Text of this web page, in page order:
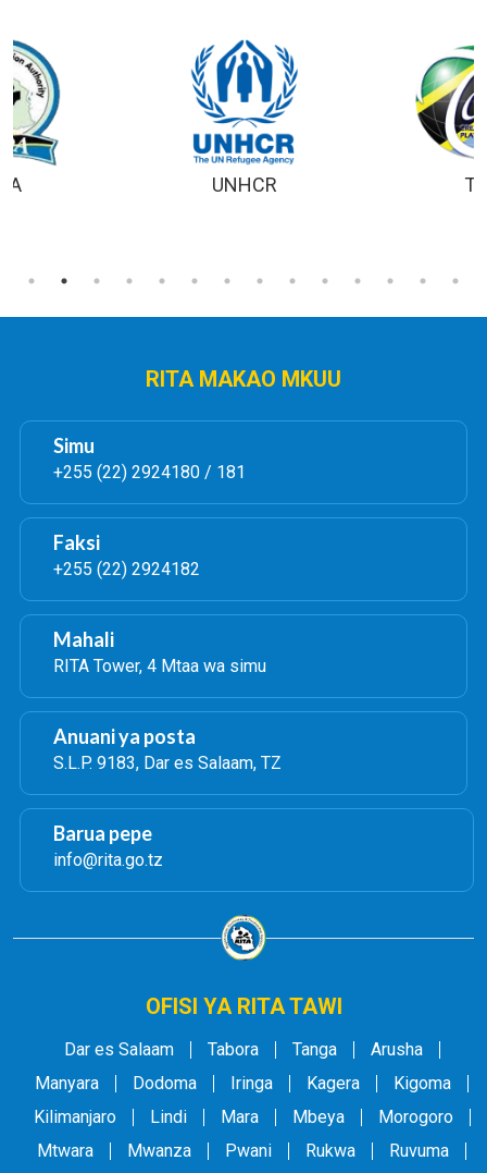
UNHCR
RITA MAKAO MKUU
Simu
+255 (22) 2924180 / 181
Faksi
+255 (22) 2924182
Mahali
RITA Tower, 4 Mtaa wa simu
Anuani ya posta
S.L.P. 9183, Dar es Salaam, TZ
Barua pepe
info@rita.go.tz
OFISI YA RITA TAWI
Dar es Salaam Tabora Tanga
Arusha
Manyara
Dodoma Iringa Kagera
Kigoma
Kilimanjaro
Lindi Mara Mbeya
Morogoro
Mtwara
Mwanza Pwani Rukwa Ruvuma